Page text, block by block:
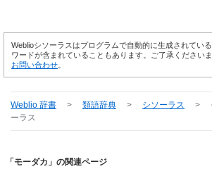
Weblioシソーラスはプログラムで自動的に生成されてい
ワードが含まれていることもあります。ご了承ください
お問い合わせ
Weblio 辞書 > 類語辞典 > シソーラス >
ーラス
「モーダカ」の関連ページ